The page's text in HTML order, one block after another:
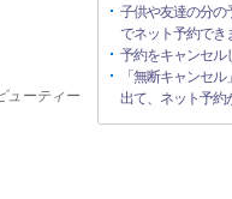
ューティー
子供や友達の分の
でネット予約でき
予約をキャンセル
「無断キャンセ
出て、ネット予約